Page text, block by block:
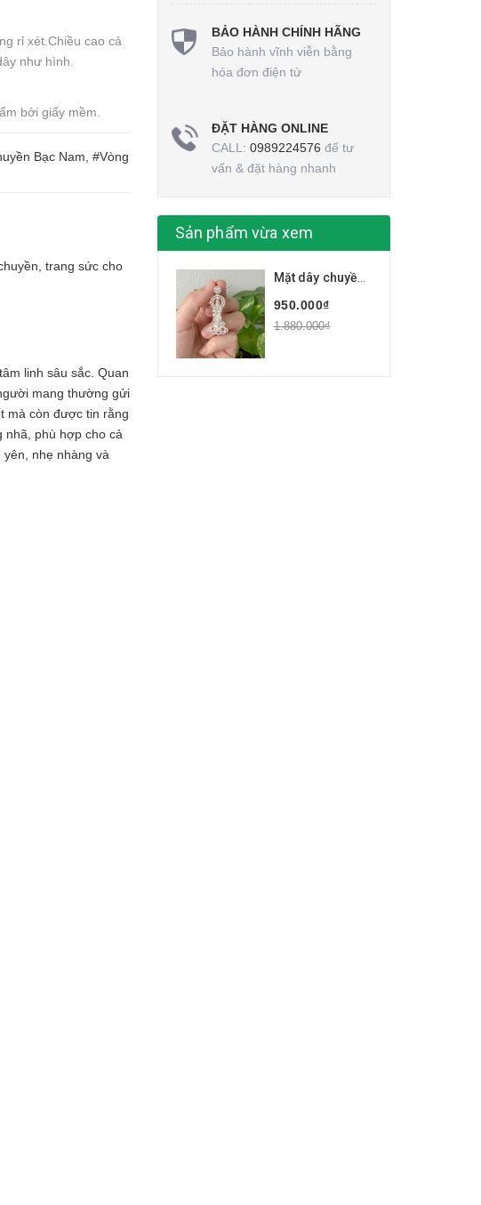
rỉ xét.Chiều cao cả
như hình.
bởi giấy mềm.
Bạc Nam, #Vòng
trang sức cho
linh sâu sắc. Quan
mang thường gửi
mà còn được tin rằng
nhã, phù hợp cho cả
nhẹ nhàng và
BẢO HÀNH CHÍNH HÃNG
Bảo hành vĩnh viễn bằng
hóa đơn điện tử
ĐẶT HÀNG ONLINE
CALL: 0989224576 để tư
vấn & đặt hàng nhanh
Sản phẩm vừa xem
950.000₫
1.880.000₫